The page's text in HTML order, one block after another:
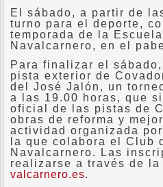
El sábado, a partir de
turno para el deporte,
temporada de la
Navalcarnero, en el
Para finalizar el
pista exterior de
del José Jalón, un
a las 19.00 horas, que
oficial de las pistas de
obras de reforma y
actividad organizada
la que colabora el Club
Navalcarnero. Las
realizarse a través de la
valcarnero.es.